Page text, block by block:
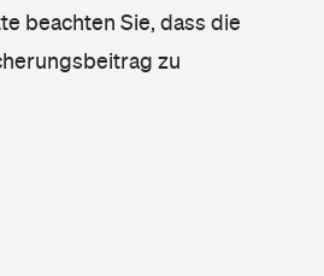
beachten Sie, dass die
zu